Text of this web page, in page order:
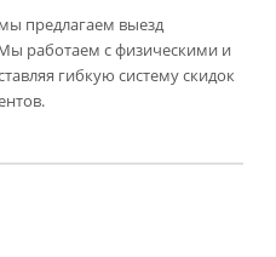
предлагаем выезд
работаем с физическими и
гибкую систему скидок